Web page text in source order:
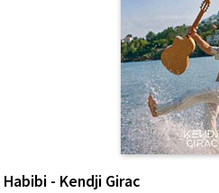
Habibi - Kendji Girac